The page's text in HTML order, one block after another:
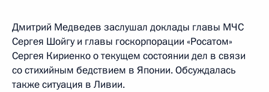
Дмитрий Медведев заслушал доклады главы МЧС
Сергея Шойгу и главы госкорпорации «Росатом»
Сергея Кириенко о текущем состоянии дел в связи
со стихийным бедствием в Японии. Обсуждалась
также ситуация в Ливии.